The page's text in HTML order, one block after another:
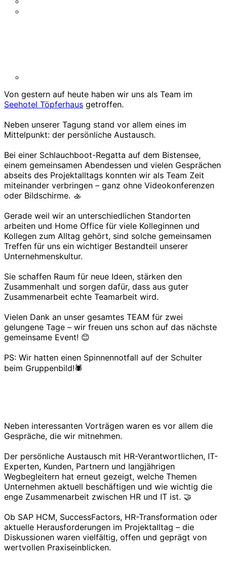
Von gestern auf heute haben wir uns als Team im
Seehotel Töpferhaus getroffen.
Neben unserer Tagung stand vor allem eines im
Mittelpunkt: der persönliche Austausch.
Bei einer Schlauchboot-Regatta auf dem Bistensee,
einem gemeinsamen Abendessen und vielen Gesprächen
abseits des Projektalltags konnten wir als Team Zeit
miteinander verbringen – ganz ohne Videokonferenzen
oder Bildschirme. 🚣
Gerade weil wir an unterschiedlichen Standorten
arbeiten und Home Office für viele Kolleginnen und
Kollegen zum Alltag gehört, sind solche gemeinsamen
Treffen für uns ein wichtiger Bestandteil unserer
Unternehmenskultur.
Sie schaffen Raum für neue Ideen, stärken den
Zusammenhalt und sorgen dafür, dass aus guter
Zusammenarbeit echte Teamarbeit wird.
Vielen Dank an unser gesamtes TEAM für zwei
gelungene Tage – wir freuen uns schon auf das nächste
gemeinsame Event! 😊
PS: Wir hatten einen Spinnennotfall auf der Schulter
beim Gruppenbild!🕷️
Neben interessanten Vorträgen waren es vor allem die
Gespräche, die wir mitnehmen.
Der persönliche Austausch mit HR-Verantwortlichen, IT-
Experten, Kunden, Partnern und langjährigen
Wegbegleitern hat erneut gezeigt, welche Themen
Unternehmen aktuell beschäftigen und wie wichtig die
enge Zusammenarbeit zwischen HR und IT ist. 🤝
Ob SAP HCM, SuccessFactors, HR-Transformation oder
aktuelle Herausforderungen im Projektalltag – die
Diskussionen waren vielfältig, offen und geprägt von
wertvollen Praxiseinblicken.